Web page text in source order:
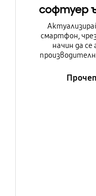
софтуер
смартфон,
начин да